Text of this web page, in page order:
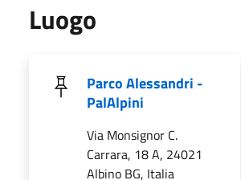
Luogo
Parco Alessandri -
PalAlpini
Via Monsignor C.
Carrara, 18 A, 24021
Albino BG, Italia